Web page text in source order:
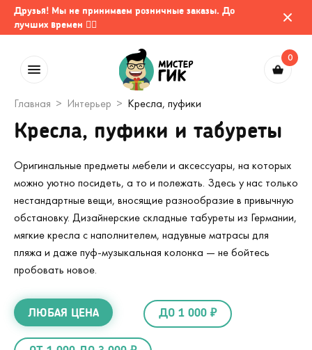
Друзья! Мы не принимаем розничные заказы. До
лучших времен 🤷‍♂️
0
Главная Интерьер Кресла, пуфики
Кресла, пуфики и табуреты
Оригинальные предметы мебели и аксессуары, на которых
можно уютно посидеть, а то и полежать. Здесь у нас только
нестандартные вещи, вносящие разнообразие в привычную
обстановку. Дизайнерские складные табуреты из Германии,
мягкие кресла с наполнителем, надувные матрасы для
пляжа и даже пуф-музыкальная колонка — не бойтесь
пробовать новое.
ЛЮБАЯ ЦЕНА ДО 1 000 ₽